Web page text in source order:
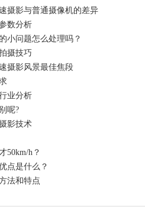
摄影与普通摄像机的差异
数分析
小问题怎么处理吗？
摄技巧
摄影风景最佳焦段
业分析
呢?
影技术
50km/h？
点是什么？
法和特点